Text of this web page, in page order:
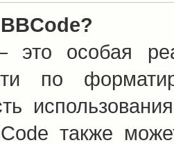
это особая
по
также